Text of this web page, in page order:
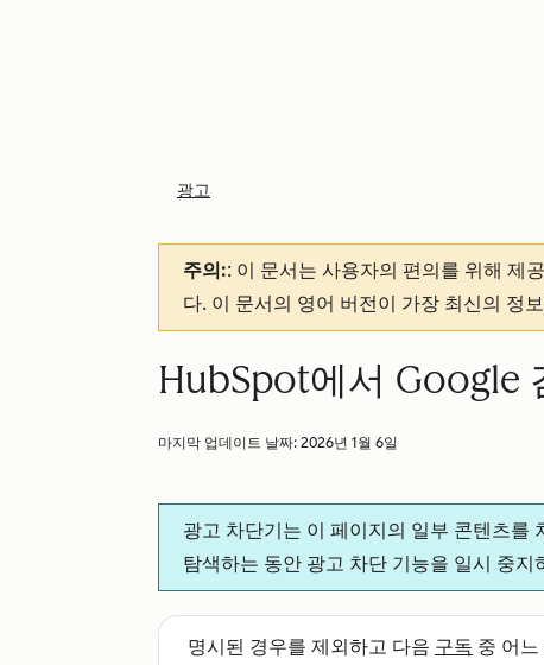
광고
주의:: 이 문서는 사용자의 편의를 위해 제
다. 이 문서의 영어 버전이 가장 최신의 정
HubSpot에서 Google
마지막 업데이트 날짜: 2026년 1월 6일
광고 차단기는 이 페이지의 일부 콘텐츠를
탐색하는 동안 광고 차단 기능을 일시 중지
명시된 경우를 제외하고 다음 구독 중 어